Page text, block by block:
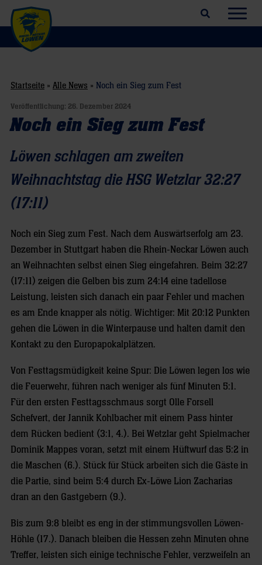
Suchfeld öffnen
Startseite » Alle News » Noch ein Sieg zum Fest
Veröffentlichung: 26. Dezember 2024
Noch ein Sieg zum Fest
Löwen schlagen am zweiten
Weihnachtstag die HSG Wetzlar 32:27
(17:11)
Noch ein Sieg zum Fest. Nach dem Auswärtserfolg am 23.
Dezember in Stuttgart haben die Rhein-Neckar Löwen auch
an Weihnachten selbst einen Sieg eingefahren. Beim 32:27
(17:11) zeigen die Gelben bis zum 24:14 eine tadellose
Leistung, leisten sich danach ein paar Fehler und machen
es am Ende knapper als nötig. Wichtiger: Mit 20:12 Punkten
gehen die Löwen in die Winterpause und halten damit den
Kontakt zu den Europapokalplätzen.
Von Festtagsmüdigkeit keine Spur: Die Löwen legen los wie
die Feuerwehr, führen nach weniger als fünf Minuten 5:1.
Für den ersten Festtagsschmaus sorgt Olle Forsell
Schefvert, der Jannik Kohlbacher mit einem Pass hinter
dem Rücken bedient (3:1, 4.). Bei Wetzlar geht Spielmacher
Dominik Mappes voran, setzt mit einem Hüftwurf das 5:2 in
die Maschen (6.). Stück für Stück arbeiten sich die Gäste in
die Partie, sind beim 5:4 durch Ex-Löwe Lion Zacharias
dran an den Gastgebern (9.).
Bis zum 9:8 bleibt es eng in der stimmungsvollen Löwen-
Höhle (17.). Danach bleiben die Hessen zehn Minuten ohne
Treffer, leisten sich einige technische Fehler, verzweifeln an